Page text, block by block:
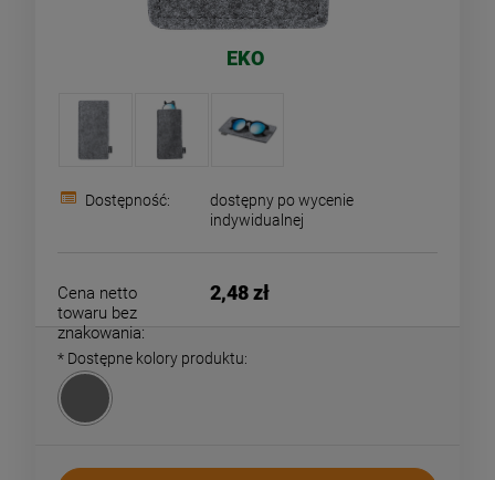
EKO
Dostępność:
dostępny po wycenie
indywidualnej
Cena netto
towaru bez
znakowania:
2,48 zł
* Dostępne kolory produktu: